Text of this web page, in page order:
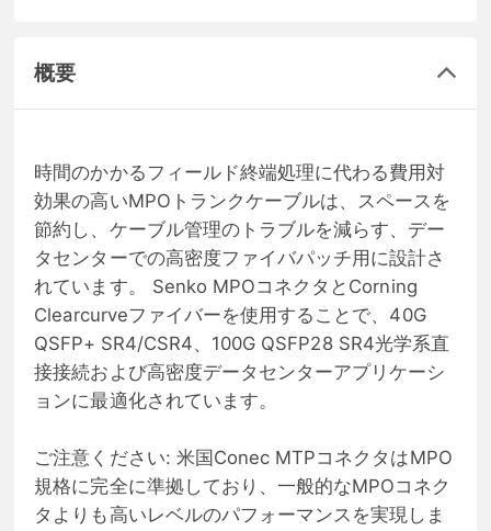
概要
時間のかかるフィールド終端処理に代わる費用対
効果の高いMPOトランクケーブルは、スペースを
節約し、ケーブル管理のトラブルを減らす、デー
タセンターでの高密度ファイバパッチ用に設計さ
れています。 Senko MPOコネクタとCorning
Clearcurveファイバーを使用することで、40G
QSFP+ SR4/CSR4、100G QSFP28 SR4光学系直
接接続および高密度データセンターアプリケーシ
ョンに最適化されています。
ご注意ください: 米国Conec MTPコネクタはMPO
規格に完全に準拠しており、一般的なMPOコネク
タよりも高いレベルのパフォーマンスを実現しま